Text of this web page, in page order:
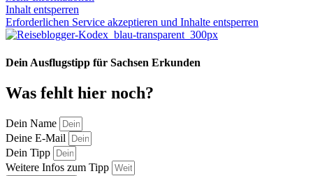
Inhalt entsperren
Erforderlichen Service akzeptieren und Inhalte entsperren
Dein Ausflugstipp für Sachsen Erkunden
Was fehlt hier noch?
Dein Name
Deine E-Mail
Dein Tipp
Weitere Infos zum Tipp